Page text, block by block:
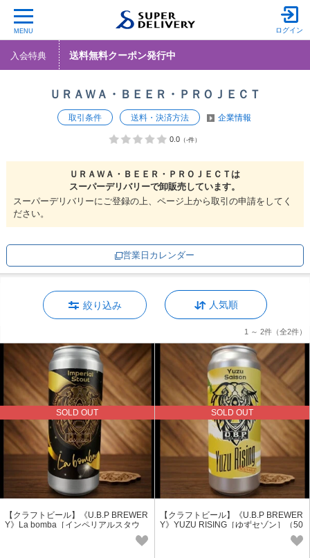
MENU ログイン
入会特典 送料無料クーポン発行中
ＵＲＡＷＡ・ＢＥＥＲ・ＰＲＯＪＥＣＴ
取引条件 送料・決済方法 企業情報
0.0（-件）
ＵＲＡＷＡ・ＢＥＥＲ・ＰＲＯＪＥＣＴは
スーパーデリバリーで卸販売しています。
スーパーデリバリーにご登録の上、ページ上から取引の申請をしてく
ださい。
営業日カレンダー
絞り込み 人気順
1 ～ 2件 （全2件）
SOLD OUT
【クラフトビール】《U.B.P BREWER
Y》La bomba［インペリアルスタウ
SOLD OUT
【クラフトビール】《U.B.P BREWER
Y》YUZU RISING［ゆずセゾン］（50